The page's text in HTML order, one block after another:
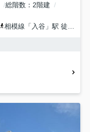
総階数
2階建
相模線 「 入谷 」駅 徒歩22分